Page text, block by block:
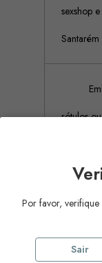
sexshop
Santarém
rótulos
Por favor, verifique
Sair